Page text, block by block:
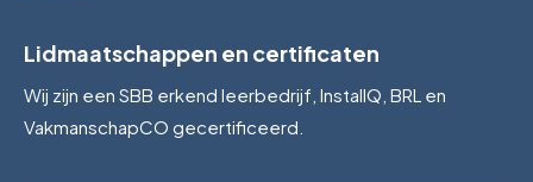
Lidmaatschappen en certificaten
Wij zijn een SBB erkend leerbedrijf, InstallQ, BRL en
VakmanschapCO gecertificeerd.